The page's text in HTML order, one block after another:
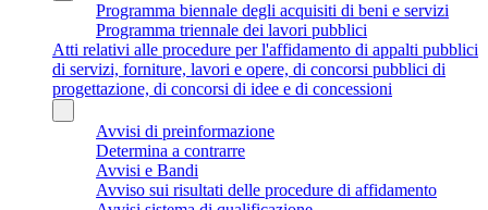
Programma biennale degli acquisiti di beni e servizi
Programma triennale dei lavori pubblici
Atti relativi alle procedure per l'affidamento di appalti pubblici
di servizi, forniture, lavori e opere, di concorsi pubblici di
progettazione, di concorsi di idee e di concessioni
Avvisi di preinformazione
Determina a contrarre
Avvisi e Bandi
Avviso sui risultati delle procedure di affidamento